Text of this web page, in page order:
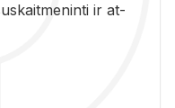
ir at­